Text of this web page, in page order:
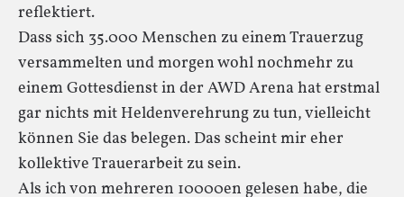
reflektiert.
Dass sich 35.000 Menschen zu einem Trauerzug
versammelten und morgen wohl nochmehr zu
einem Gottesdienst in der AWD Arena hat erstmal
gar nichts mit Heldenverehrung zu tun, vielleicht
können Sie das belegen. Das scheint mir eher
kollektive Trauerarbeit zu sein.
Als ich von mehreren 10000en gelesen habe, die